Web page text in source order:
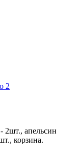
2шт., апельсин
корзина.